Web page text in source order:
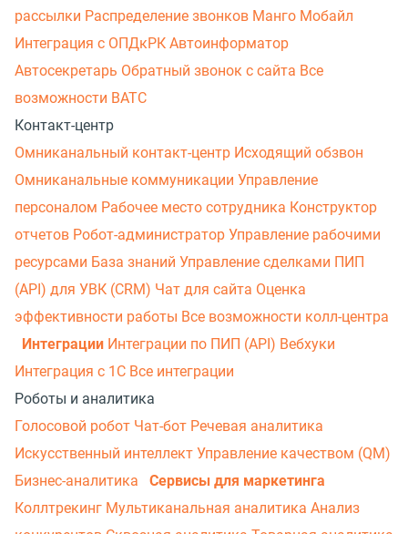
рассылки Распределение звонков Манго Мобайл
Интеграция с ОПДкРК Автоинформатор
Автосекретарь Обратный звонок с сайта Все
возможности ВАТС
Контакт-центр
Омниканальный контакт-центр Исходящий обзвон
Омниканальные коммуникации Управление
персоналом Рабочее место сотрудника Конструктор
отчетов Робот-администратор Управление рабочими
ресурсами База знаний Управление сделками ПИП
(API) для УВК (CRM) Чат для сайта Оценка
эффективности работы Все возможности колл-центра
Интеграции Интеграции по ПИП (API) Вебхуки
Интеграция с 1С Все интеграции
Роботы и аналитика
Голосовой робот Чат-бот Речевая аналитика
Искусственный интеллект Управление качеством (QM)
Бизнес-аналитика
Сервисы для маркетинга
Коллтрекинг Мультиканальная аналитика Анализ